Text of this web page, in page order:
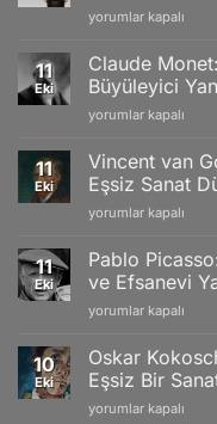
Antoine
Watches:
18k
Gold
Models,
Editions
and
Swiss
Craftsmanship
yorumlar kapalı
11
Eki
Claude
Büyüleyici
Claude
İzlenimciliğin
Gücü
ve
Doğanın
Yansımaları
için
yorumlar kapalı
11
Eki
Vincent van
Eşsiz Sanat
Vincent
Gogh:
Tutku
ve
Duygularla
Eşsiz
Sanat
Dünyası
için
yorumlar kapalı
11
Eki
Pablo
ve Efsanevi
Pablo
Sanat
Dünyasını
Değiştiren
Dahi
yorumlar kapalı
10
Eki
Oskar
Eşsiz Bir
Oskar
yorumlar kapalı